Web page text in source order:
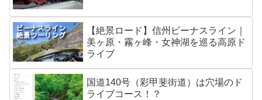
【絶景ロード】信州ビーナスライン｜
美ヶ原・霧ヶ峰・女神湖を巡る高原ド
ライブ
国道140号（彩甲斐街道）は穴場のド
ライブコース！？